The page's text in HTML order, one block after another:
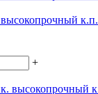
+